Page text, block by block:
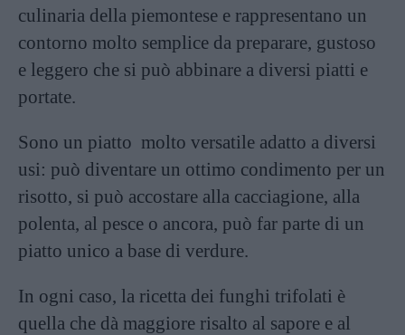
culinaria della piemontese e rappresentano un
contorno molto semplice da preparare, gustoso
e leggero che si può abbinare a diversi piatti e
portate.
Sono un piatto molto versatile adatto a diversi
usi: può diventare un ottimo condimento per un
risotto, si può accostare alla cacciagione, alla
polenta, al pesce o ancora, può far parte di un
piatto unico a base di verdure.
In ogni caso, la ricetta dei funghi trifolati è
quella che dà maggiore risalto al sapore e al